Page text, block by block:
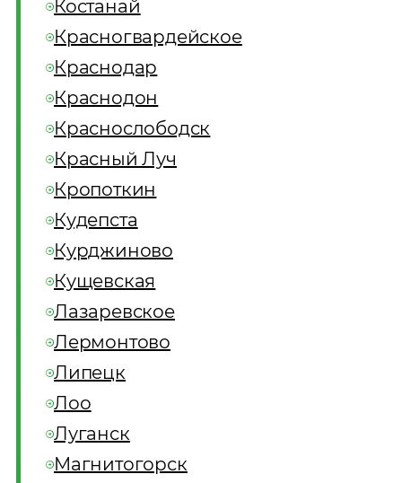
Костанай
Красногвардейское
Краснодар
Краснодон
Краснослободск
Красный Луч
Кропоткин
Кудепста
Курджиново
Кущевская
Лазаревское
Лермонтово
Липецк
Лоо
Луганск
Магнитогорск